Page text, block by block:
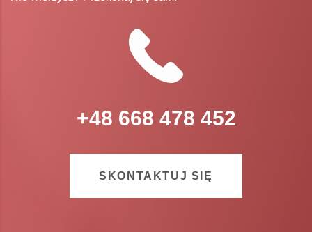
+48 668 478 452
SKONTAKTUJ SIĘ